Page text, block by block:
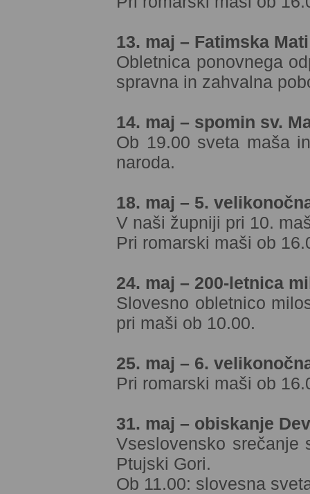
13. maj – Fatimska
Obletnica ponovnega
spravna in zahvalna
14. maj – spomin sv.
Ob 19.00 sveta maša
naroda.
18. maj – 5.
V naši župniji pri 10.
Pri romarski maši ob
24. maj – 200-letnica
Slovesno obletnico
pri maši ob 10.00.
25. maj – 6.
Pri romarski maši ob
31. maj – obiskanje
Vseslovensko srečanje
Ptujski Gori.
Ob 11.00: slovesna